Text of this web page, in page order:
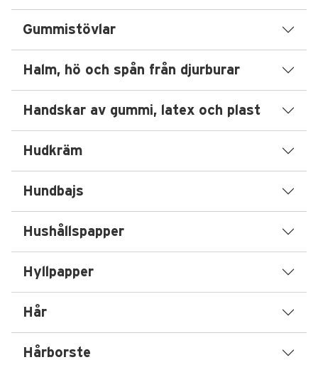
Gummistövlar
Halm, hö och spån från djurburar
Handskar av gummi, latex och plast
Hudkräm
Hundbajs
Hushållspapper
Hyllpapper
Hår
Hårborste